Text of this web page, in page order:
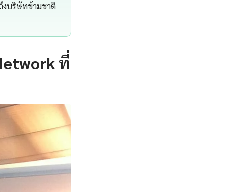
งบริษัทข้ามชาติ
ที่